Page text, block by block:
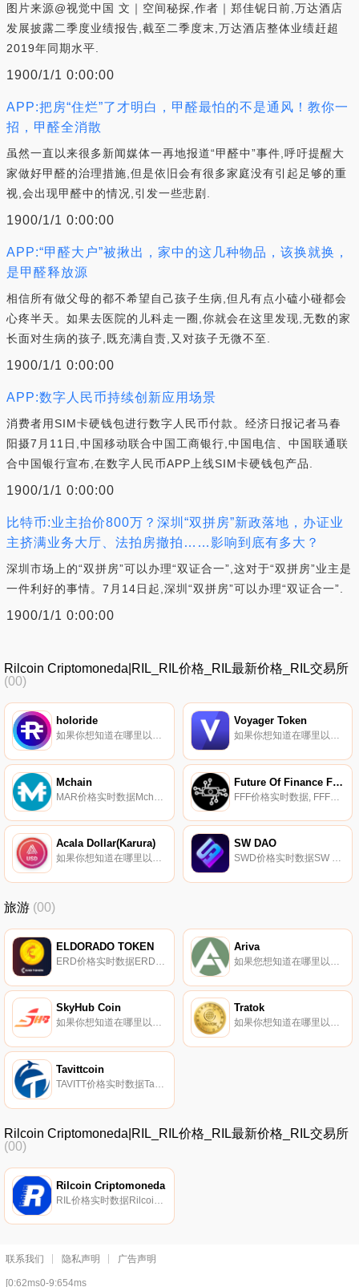
图片来源@视觉中国 文｜空间秘探,作者｜郑佳铌日前,万达酒店
发展披露二季度业绩报告,截至二季度末,万达酒店整体业绩赶超
2019年同期水平.
1900/1/1 0:00:00
APP:把房“住烂”了才明白，甲醛最怕的不是通风！教你一
招，甲醛全消散
虽然一直以来很多新闻媒体一再地报道“甲醛中”事件,呼吁提醒大
家做好甲醛的治理措施,但是依旧会有很多家庭没有引起足够的重
视,会出现甲醛中的情况,引发一些悲剧.
1900/1/1 0:00:00
APP:“甲醛大户”被揪出，家中的这几种物品，该换就换，
是甲醛释放源
相信所有做父母的都不希望自己孩子生病,但凡有点小磕小碰都会
心疼半天。如果去医院的儿科走一圈,你就会在这里发现,无数的家
长面对生病的孩子,既充满自责,又对孩子无微不至.
1900/1/1 0:00:00
APP:数字人民币持续创新应用场景
消费者用SIM卡硬钱包进行数字人民币付款。经济日报记者马春
阳摄7月11日,中国移动联合中国工商银行,中国电信、中国联通联
合中国银行宣布,在数字人民币APP上线SIM卡硬钱包产品.
1900/1/1 0:00:00
比特币:业主抬价800万？深圳“双拼房”新政落地，办证业
主挤满业务大厅、法拍房撤拍……影响到底有多大？
深圳市场上的“双拼房”可以办理“双证合一”,这对于“双拼房”业主是
一件利好的事情。7月14日起,深圳“双拼房”可以办理“双证合一”.
1900/1/1 0:00:00
Rilcoin Criptomoneda|RIL_RIL价格_RIL最新价格_RIL交易所
(00)
holoride
如果你想知道在哪里以当前价格购买holoride,目前交易{holoride]股票的顶级加密货币交易所是Gate.io、MEXC、CoinEx、HotRIDEt和Maiar Exchange。您可以在我们的加密货币交易所页面上找到其他列表.
Voyager Token
如果你想知道在哪里以当前价格购买Voyager Token,目前交易{Voyager Token]股票的顶级加密货币交易所是Binance、Deepcoin、Bitrue、Bitget和Hotcoin Global。您可以在我们的加密货币交易所页面上找到其他列表.
Mchain Future Of Finance Fund
Acala Dollar(Karura)
如果你想知道在哪里以当前价格购买Acala Dollar(Karura),目前交易{Acala Dollar(Karura)]股票的顶级加密货币交易所是Karura Swap。您可以在我们的加密货币交易所页面上找到其他列表.
SW DAO
SWD价格实时数据SW DAO是一个社区驱动的结构化产品交易平台,专门研究DeFi（去中心化金融）。我们的使命是通过为世界上每一位DeFi用户带来创新和令人兴奋的金融产品,进一步推动金融服务的民主化.
旅游 (00)
ELDORADO TOKEN Ariva
SkyHub Coin
如果你想知道在哪里以当前价格购买SkyHub Coin,目前交易{SkyHub Coin]股票的顶级加密货币交易所是TradeOgre。您可以在我们的加密货币交易所页面上找到其他列表。SkyHub Coin（SHB）是一种加密货币。用户可以通过挖掘过程生成SHB.
Tratok
如果你想知道在哪里以当前价格购买Tratok,目前交易{Tratok]股票的顶级加密货币交易所是Mercatox。您可以在我们的加密货币交易所页面上找到其他列表。Tratok将自己描述为TratokTravel应用程序中用于预订旅行和旅游服务的令牌.
Tavittcoin
TAVITT价格实时数据Tavitt建立了一个平台,允许旅行者在旅行时赚取收入。
Rilcoin Criptomoneda|RIL_RIL价格_RIL最新价格_RIL交易所
(00)
Rilcoin Criptomoneda
联系我们 隐私声明 广告声明
[0:62ms0-9:654ms